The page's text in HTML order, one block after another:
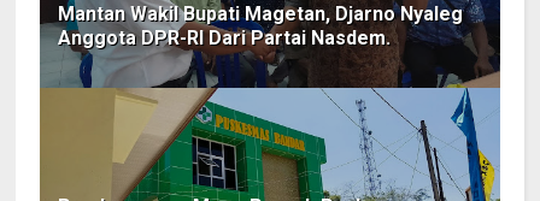
Mantan Wakil Bupati Magetan, Djarno Nyaleg
Anggota DPR-RI Dari Partai Nasdem.